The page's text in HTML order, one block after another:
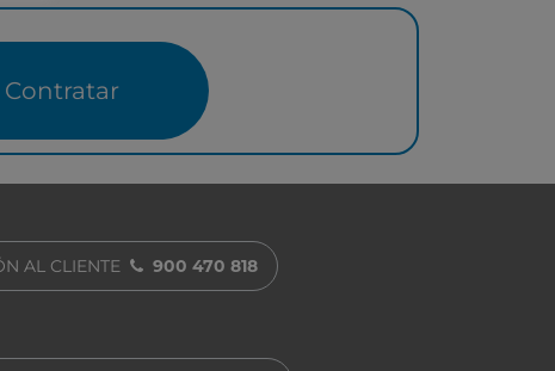
Contratar
AL CLIENTE 900 470 818